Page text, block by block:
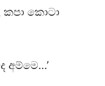
කපා කොටා
අම්මෙ…’